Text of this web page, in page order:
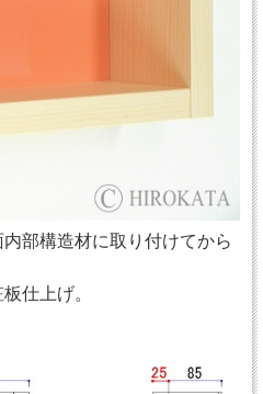
部構造材に取り付けてから
仕上げ。